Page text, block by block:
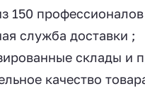
150
служба доставки ;
склады и
качество